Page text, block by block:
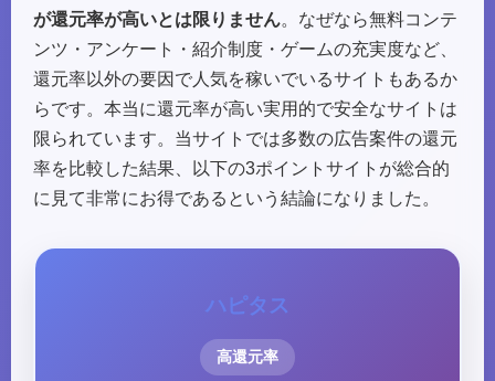
が還元率が高いとは限りません。なぜなら無料コンテ
ンツ・アンケート・紹介制度・ゲームの充実度など、
還元率以外の要因で人気を稼いでいるサイトもあるか
らです。本当に還元率が高い実用的で安全なサイトは
限られています。当サイトでは多数の広告案件の還元
率を比較した結果、以下の3ポイントサイトが総合的
に見て非常にお得であるという結論になりました。
ハピタス
高還元率